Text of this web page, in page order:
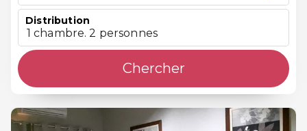
Distribution
1 chambre. 2 personnes
Chercher